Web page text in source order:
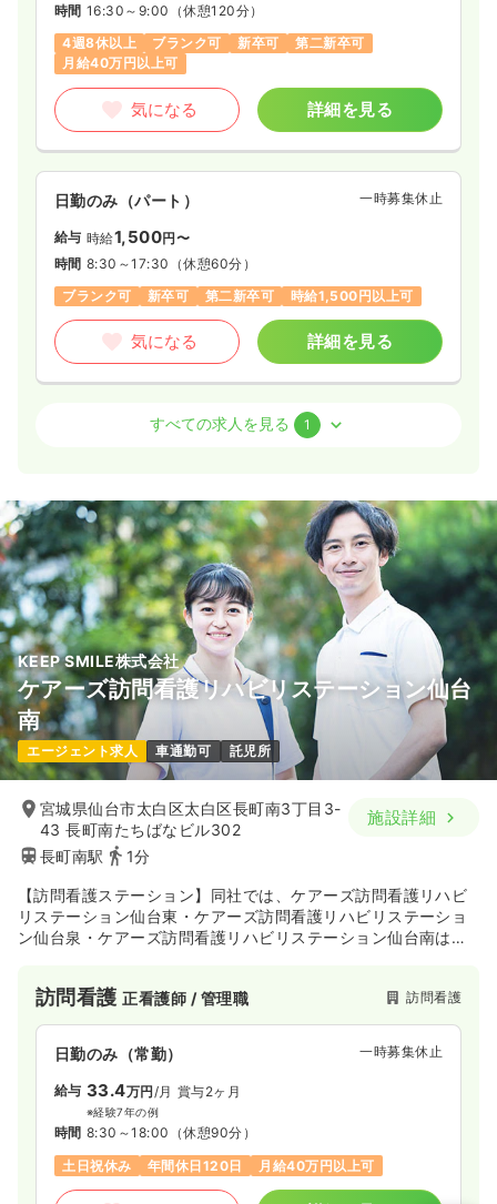
時間 16:30～9:00 （休憩120分）
4週8休以上
ブランク可 新卒可
第二新卒可
月給40万円以上可
気になる 詳細を見る
日勤のみ（パート） 一時募集休止
給与 時給1,500円〜
時間 8:30～17:30 （休憩60分）
ブランク可
新卒可 第二新卒可 時給1,500円以上可
気になる 詳細を見る
正看護師 / 管理職
給与 56.0万円〜/月
※一例
時間 8:30～17:30（休憩60分）
4週8休以上
月給40万円以上可
気になる 詳細を見る
すべての求人を見る 1
KEEP SMILE株式会社
ケアーズ訪問看護リハビリステーション仙台
南
エージェント求人 車通勤可 託児所
宮城県仙台市太白区太白区長町南3丁目3-
43 長町南たちばなビル302
長町南駅
1分
施設詳細
【訪問看護ステーション】同社では、ケアーズ訪問看護リハビ
リステーション仙台東・ケアーズ訪問看護リハビリステーショ
ン仙台泉・ケアーズ訪問看護リハビリステーション仙台南は、
訪問看護正看護師 / 管理職 訪問看護
日勤のみ（常勤） 一時募集休止
給与 33.4万円/月 賞与2ヶ月
※経験7年の例
時間 8:30～18:00 （休憩90分）
土日祝休み
年間休日120日 月給40万円以上可